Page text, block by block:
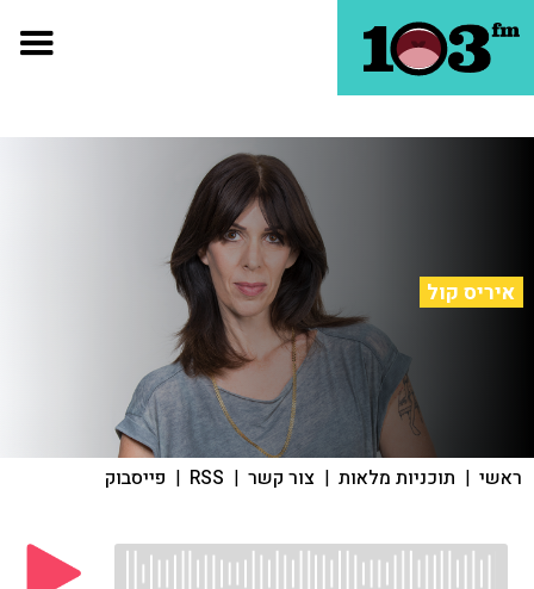
איריס קול
ראשי | תוכניות מלאות | צור קשר |
RSS
| פייסבוק